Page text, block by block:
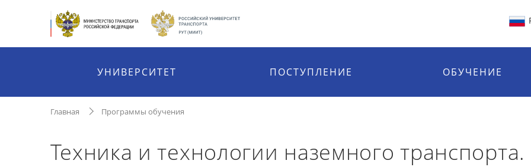
УНИВЕРСИТЕТ ПОСТУПЛЕНИЕ ОБУЧЕНИЕ
Главная Программы обучения
Техника и технологии наземного